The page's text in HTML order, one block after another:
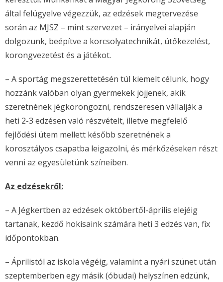
által felügyelve végezzük, az edzések megtervezése
során az MJSZ – mint szervezet – irányelvei alapján
dolgozunk, beépítve a korcsolyatechnikát, ütőkezelést,
korongvezetést és a játékot.
– A sportág megszerettetésén túl kiemelt célunk, hogy
hozzánk valóban olyan gyermekek jöjjenek, akik
szeretnének jégkorongozni, rendszeresen vállalják a
heti 2-3 edzésen való részvételt, illetve megfelelő
fejlődési ütem mellett később szeretnének a
korosztályos csapatba leigazolni, és mérkőzéseken részt
venni az egyesületünk színeiben.
Az edzésekről:
– A Jégkertben az edzések októbertől-április elejéig
tartanak, kezdő hokisaink számára heti 3 edzés van, fix
időpontokban.
– Áprilistól az iskola végéig, valamint a nyári szünet után
szeptemberben egy másik (óbudai) helyszínen edzünk,